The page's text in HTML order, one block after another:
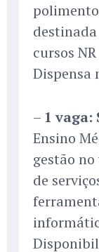
destinada
cursos
Dispensa
– 1 vaga:
Ensino
gestão
de